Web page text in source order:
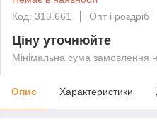
Код: 313.661
Опт і роздріб
Ціну уточнюйте
Мінімальна сума замовлення
Опис Характеристики